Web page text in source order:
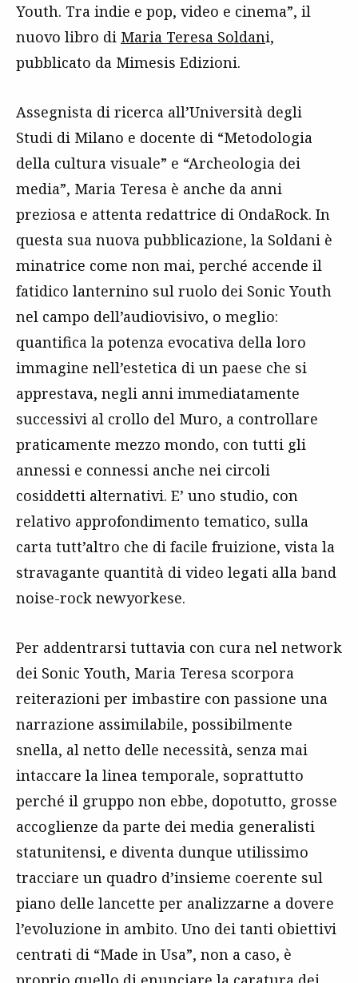
Youth. Tra indie e pop, video e cinema”, il
nuovo libro di Maria Teresa Soldani,
pubblicato da Mimesis Edizioni.
Assegnista di ricerca all’Università degli
Studi di Milano e docente di “Metodologia
della cultura visuale” e “Archeologia dei
media”, Maria Teresa è anche da anni
preziosa e attenta redattrice di OndaRock. In
questa sua nuova pubblicazione, la Soldani è
minatrice come non mai, perché accende il
fatidico lanternino sul ruolo dei Sonic Youth
nel campo dell’audiovisivo, o meglio:
quantifica la potenza evocativa della loro
immagine nell’estetica di un paese che si
apprestava, negli anni immediatamente
successivi al crollo del Muro, a controllare
praticamente mezzo mondo, con tutti gli
annessi e connessi anche nei circoli
cosiddetti alternativi. E’ uno studio, con
relativo approfondimento tematico, sulla
carta tutt’altro che di facile fruizione, vista la
stravagante quantità di video legati alla band
noise-rock newyorkese.
Per addentrarsi tuttavia con cura nel network
dei Sonic Youth, Maria Teresa scorpora
reiterazioni per imbastire con passione una
narrazione assimilabile, possibilmente
snella, al netto delle necessità, senza mai
intaccare la linea temporale, soprattutto
perché il gruppo non ebbe, dopotutto, grosse
accoglienze da parte dei media generalisti
statunitensi, e diventa dunque utilissimo
tracciare un quadro d’insieme coerente sul
piano delle lancette per analizzarne a dovere
l’evoluzione in ambito. Uno dei tanti obiettivi
centrati di “Made in Usa”, non a caso, è